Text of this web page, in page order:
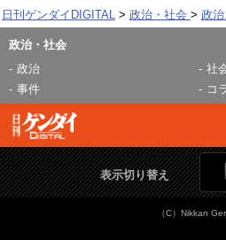
日刊ゲンダイDIGITAL 政治・社会 政
政治・社会
政治
社
事件
コ
表示切り替え
（C）Nikkan